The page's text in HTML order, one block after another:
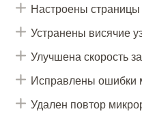
Настроены страницы
Устранены висячие
Улучшена скорость
Исправлены ошибки
Удален повтор